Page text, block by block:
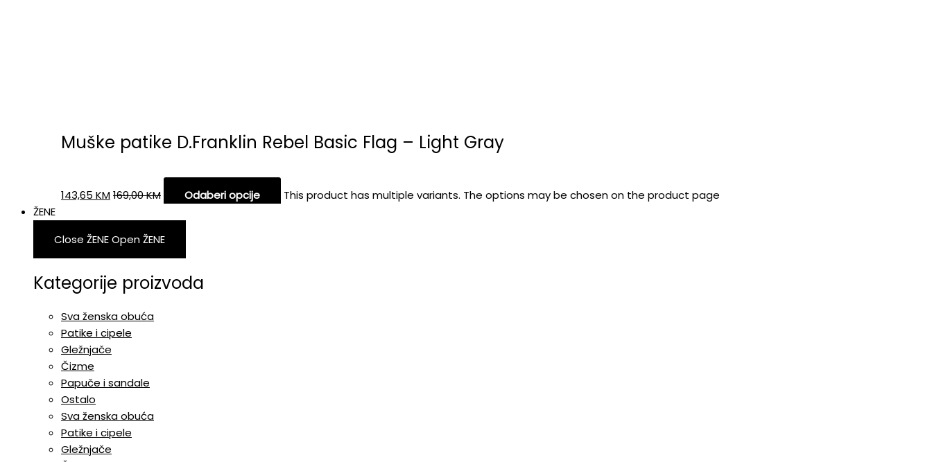
Muške patike D.Franklin Rebel Basic Flag – Light Gray
143,65 KM169,00KM Odaberi opcije
This product has multiple variants. The options may be chosen on the product page
ŽENE
Close ŽENEOpen ŽENE
Kategorije proizvoda
Sva ženska obuća
Patike i cipele
Gležnjače
Čizme
Papuče i sandale
Ostalo
Sva ženska obuća
Patike i cipele
Gležnjače